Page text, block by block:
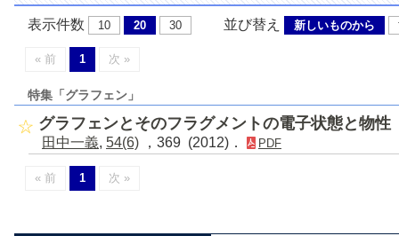
表示件数 10 20 30 並び替え 新しいものから
« 前 1 次 »
特集「グラフェン」
グラフェンとそのフラグメントの電子状態と物性
田中一義, 54(6) ，369 (2012)． PDF
« 前 1 次 »